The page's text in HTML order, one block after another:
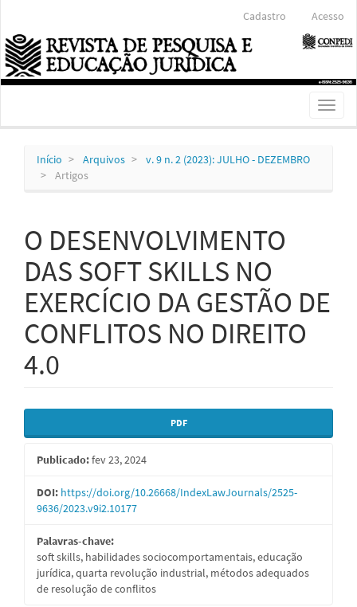
Conteúdo
principal
Barra
Lateral
Cadastro Acesso
Toggle
Início Arquivos
v. 9 n. 2 (2023): JULHO - DEZEMBRO
Artigos
O DESENVOLVIMENTO
DAS SOFT SKILLS NO
EXERCÍCIO DA GESTÃO DE
CONFLITOS NO DIREITO
4.0
Barra
lateral
de
artigos
PDF
Publicado:fev 23, 2024
DOI: https://doi.org/10.26668/IndexLawJournals/2525-
9636/2023.v9i2.10177
Palavras-chave:
soft skills, habilidades sociocomportamentais, educação
jurídica, quarta revolução industrial, métodos adequados
de resolução de conflitos